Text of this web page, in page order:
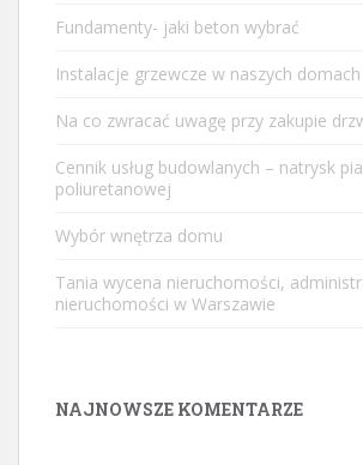
Fundamenty- jaki beton wybrać
Instalacje grzewcze w naszych domach
Na co zwracać uwagę przy zakupie
Cennik usług budowlanych – natrysk
poliuretanowej
Wybór wnętrza domu
Tania wycena nieruchomości,
nieruchomości w Warszawie
NAJNOWSZE KOMENTARZE